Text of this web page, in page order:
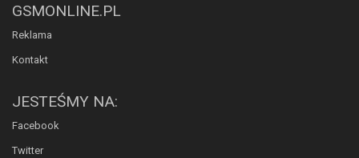
GSMONLINE.PL
Reklama
Kontakt
JESTEŚMY NA:
Facebook
Twitter